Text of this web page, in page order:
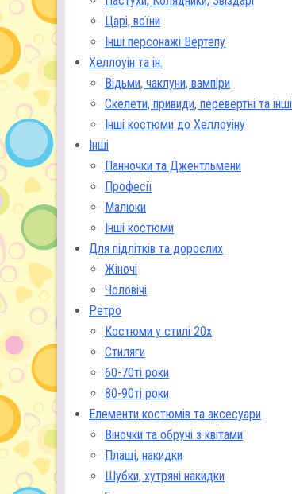
Царі, воїни
Інші персонажі Вертепу
Хеллоуін та ін.
Відьми, чаклуни, вампіри
Скелети, привиди, перевертні та інші
Інші костюми до Хеллоуіну
Інші
Панночки та Джентльмени
Професії
Малюки
Інші костюми
Для підлітків та дорослих
Жіночі
Чоловічі
Ретро
Костюми у стилі 20х
Стиляги
60-70ті роки
80-90ті роки
Елементи костюмів та аксесуари
Віночки та обручі з квітами
Плащі, накидки
Шубки, хутряні накидки